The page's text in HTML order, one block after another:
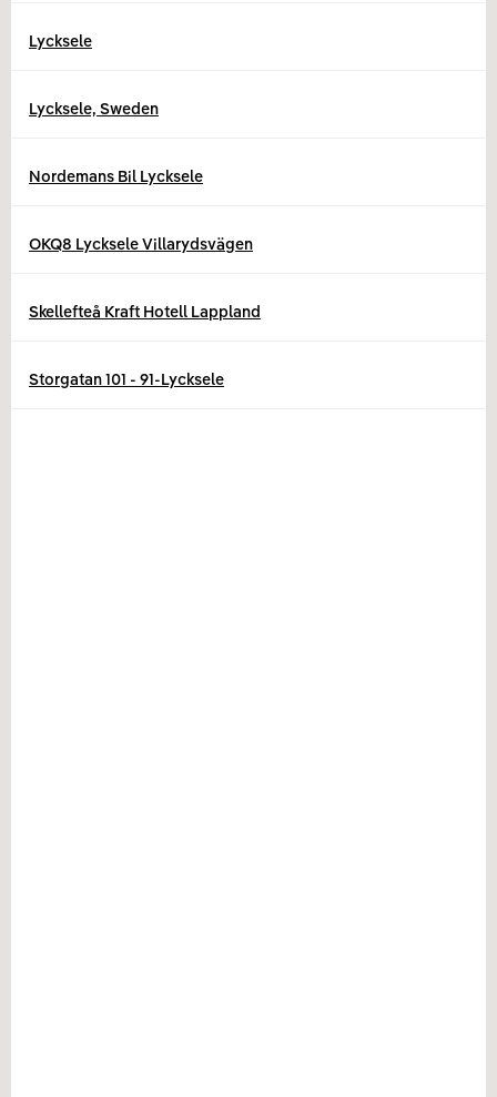
Lycksele
Lycksele, Sweden
Nordemans Bil Lycksele
OKQ8 Lycksele Villarydsvägen
Skellefteå Kraft Hotell Lappland
Storgatan 101 - 91-Lycksele